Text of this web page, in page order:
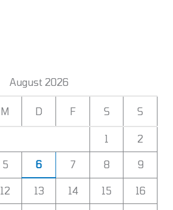
August 2026
M D F S S
1 2
5 6 7 8 9
12 13 14 15 16